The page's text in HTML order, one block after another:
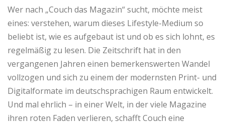
Wer nach „Couch das Magazin“ sucht, möchte meist
eines: verstehen, warum dieses Lifestyle-Medium so
beliebt ist, wie es aufgebaut ist und ob es sich lohnt, es
regelmäßig zu lesen. Die Zeitschrift hat in den
vergangenen Jahren einen bemerkenswerten Wandel
vollzogen und sich zu einem der modernsten Print- und
Digitalformate im deutschsprachigen Raum entwickelt.
Und mal ehrlich – in einer Welt, in der viele Magazine
ihren roten Faden verlieren, schafft Couch eine